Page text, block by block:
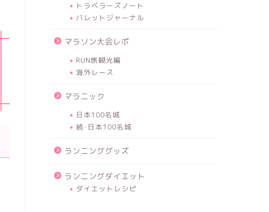
トラベラーズノート
バレットジャーナル
マラソン大会レポ
RUN旅観光編
海外レース
マラニック
日本100名城
続･日本100名城
ランニンググッズ
ランニングダイエット
ダイエットレシピ